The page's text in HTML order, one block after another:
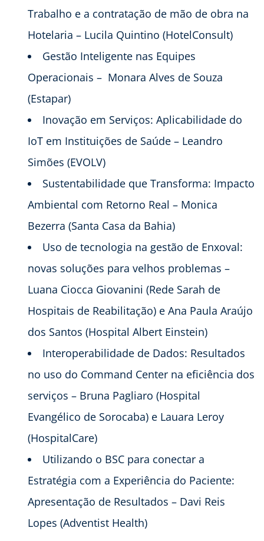
Trabalho e a contratação de mão de obra na
Hotelaria – Lucila Quintino (HotelConsult)
Gestão Inteligente nas Equipes
Operacionais – Monara Alves de Souza
(Estapar)
Inovação em Serviços: Aplicabilidade do
IoT em Instituições de Saúde – Leandro
Simões (EVOLV)
Sustentabilidade que Transforma: Impacto
Ambiental com Retorno Real – Monica
Bezerra (Santa Casa da Bahia)
Uso de tecnologia na gestão de Enxoval:
novas soluções para velhos problemas –
Luana Ciocca Giovanini (Rede Sarah de
Hospitais de Reabilitação) e Ana Paula Araújo
dos Santos (Hospital Albert Einstein)
Interoperabilidade de Dados: Resultados
no uso do Command Center na eficiência dos
serviços – Bruna Pagliaro (Hospital
Evangélico de Sorocaba) e Lauara Leroy
(HospitalCare)
Utilizando o BSC para conectar a
Estratégia com a Experiência do Paciente:
Apresentação de Resultados – Davi Reis
Lopes (Adventist Health)